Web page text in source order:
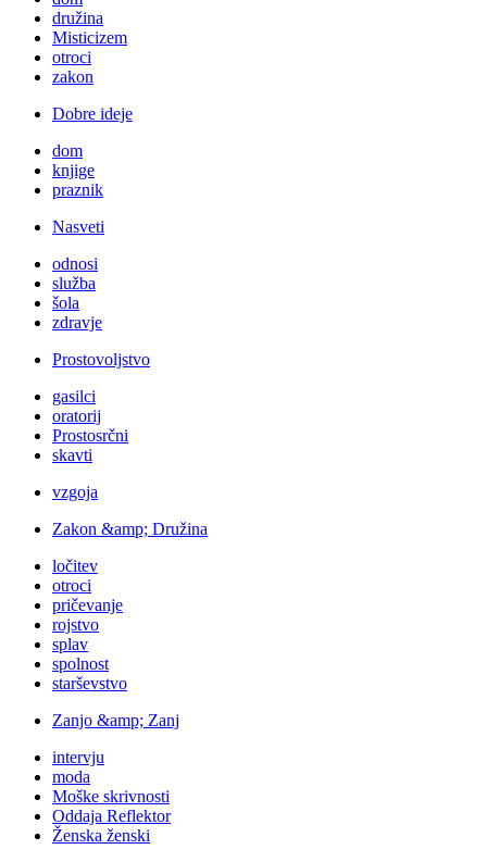
družina
Misticizem
otroci
zakon
Dobre ideje
dom
knjige
praznik
Nasveti
odnosi
služba
šola
zdravje
Prostovoljstvo
gasilci
oratorij
Prostosrčni
skavti
vzgoja
Zakon &amp; Družina
ločitev
otroci
pričevanje
rojstvo
splav
spolnost
starševstvo
Zanjo &amp; Zanj
intervju
moda
Moške skrivnosti
Oddaja Reflektor
Ženska ženski